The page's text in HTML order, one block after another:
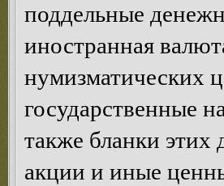
поддельные
иностранная
нумизматических
государственные
также бланки этих
акции и иные